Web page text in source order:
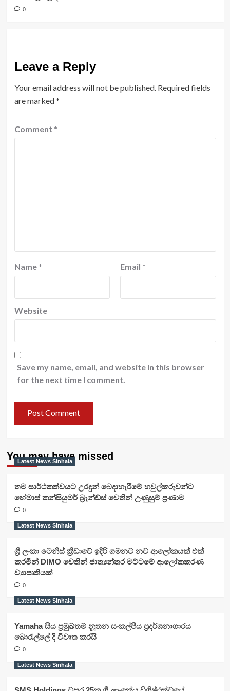
0
Leave a Reply
Your email address will not be published. Required fields
are marked*
Comment *
Name * Email *
Website
Save my name, email, and website in this browser
for the next time I comment.
You may have missed
Latest News Sinhala
තම සාර්ථකත්වයට උරදුන් බෙදාහැරීමේ හවුල්කරුවන්ට
හේමාස් කන්සියුමර් බ්‍රෑන්ඩ්ස් වෙතින් උණුසුම් ප්‍රණාම
0
Latest News Sinhala
ශ්‍රී ලංකා ටෙනිස් ක්‍රීඩාවේ ඉදිරි ගමනට නව ආලෝකයක් එක්
කරමින් DIMO වෙතින් ජාත්‍යන්තර මට්ටමේ ආලෝකකරණ
ව්‍යාපෘතියක්
0
Latest News Sinhala
Yamaha සිය ප්‍රමුඛතම නූතන සංකල්පීය ප්‍රදර්ශනාගාරය
බොරැල්ලේ දී විවෘත කරයි
0
Latest News Sinhala